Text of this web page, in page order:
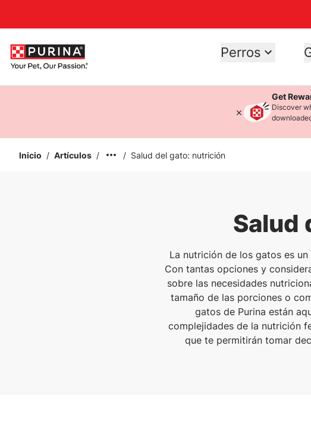
Perros
Get
Discover
Inicio / Artículos / / Salud del gato: nutrición
Salud
La nutrición de los gatos es
Con tantas opciones y
sobre las necesidades
tamaño de las porciones o
gatos de Purina están
complejidades de la nutrición
que te permitirán tomar